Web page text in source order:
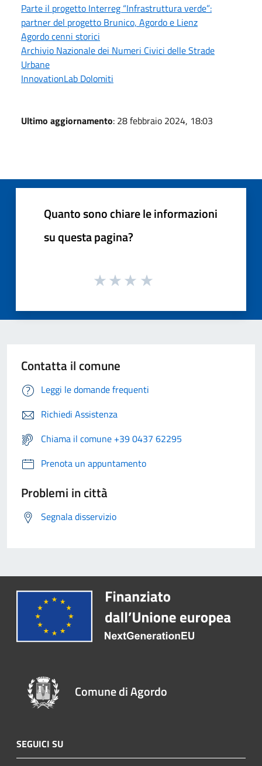
Parte il progetto Interreg “Infrastruttura verde”:
partner del progetto Brunico, Agordo e Lienz
Agordo cenni storici
Archivio Nazionale dei Numeri Civici delle Strade
Urbane
InnovationLab Dolomiti
Ultimo aggiornamento: 28 febbraio 2024, 18:03
Quanto sono chiare le informazioni
su questa pagina?
Contatta il comune
Leggi le domande frequenti
Richiedi Assistenza
Chiama il comune +39 0437 62295
Prenota un appuntamento
Problemi in città
Segnala disservizio
Comune di Agordo
SEGUICI SU